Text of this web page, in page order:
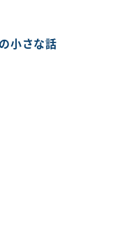
小さな話